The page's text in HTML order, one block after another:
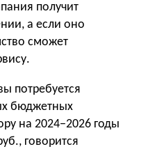
получит
а если оно
сможет
потребуется
бюджетных
на 2024−2026 годы
говорится